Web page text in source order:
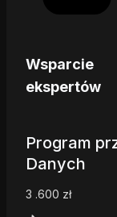
Wsparcie
ekspertów
Program
Danych
3 .600 zł